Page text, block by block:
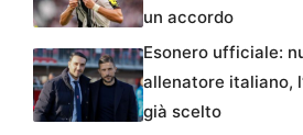
un accordo
Esonero ufficiale:
allenatore italiano,
già scelto